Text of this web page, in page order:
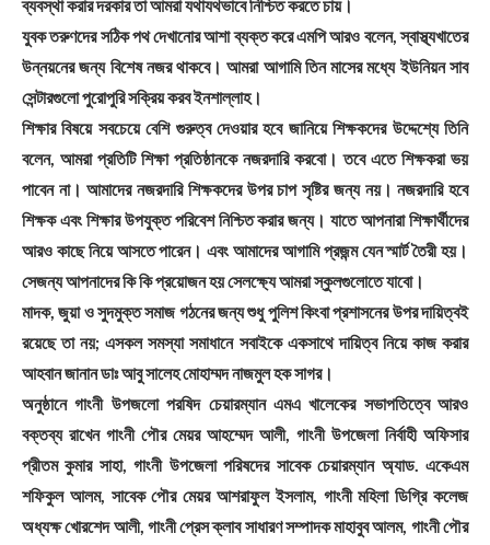
ব্যবস্থা করার দরকার তা আমরা যথাযথভাবে নিশ্চিত করতে চায়।
যুবক তরুণদের সঠিক পথ দেখানোর আশা ব্যক্ত করে এমপি আরও বলেন, স্বাস্থ্যখাতের
উন্নয়নের জন্য বিশেষ নজর থাকবে। আমরা আগামি তিন মাসের মধ্যে ইউনিয়ন সাব
সেন্টারগুলো পুরোপুরি সক্রিয় করব ইনশাল্লাহ।
শিক্ষার বিষয়ে সবচেয়ে বেশি গুরুত্ব দেওয়ার হবে জানিয়ে শিক্ষকদের উদ্দেশ্যে তিনি
বলেন, আমরা প্রতিটি শিক্ষা প্রতিষ্ঠানকে নজরদারি করবো। তবে এতে শিক্ষকরা ভয়
পাবেন না। আমাদের নজরদারি শিক্ষকদের উপর চাপ সৃষ্টির জন্য নয়। নজরদারি হবে
শিক্ষক এবং শিক্ষার উপযুক্ত পরিবেশ নিশ্চিত করার জন্য। যাতে আপনারা শিক্ষার্থীদের
আরও কাছে নিয়ে আসতে পারেন। এবং আমাদের আগামি প্রজন্ম যেন স্মার্ট তৈরী হয়।
সেজন্য আপনাদের কি কি প্রয়োজন হয় সেলক্ষ্যে আমরা স্কুলগুলোতে যাবো।
মাদক, জুয়া ও সুদমুক্ত সমাজ গঠনের জন্য শুধু পুলিশ কিংবা প্রশাসনের উপর দায়িত্বই
রয়েছে তা নয়; এসকল সমস্যা সমাধানে সবাইকে একসাথে দায়িত্ব নিয়ে কাজ করার
আহবান জানান ডাঃ আবু সালেহ মোহাম্মদ নাজমুল হক সাগর।
অনুষ্ঠানে গাংনী উপজলো পরষিদ চেয়ারম্যান এমএ খালেকের সভাপতিত্বে আরও
বক্তব্য রাখেন গাংনী পৌর মেয়র আহম্মেদ আলী, গাংনী উপজেলা নির্বাহী অফিসার
প্রীতম কুমার সাহা, গাংনী উপজেলা পরিষদের সাবেক চেয়ারম্যান অ্যাড. একেএম
শফিকুল আলম, সাবেক পৌর মেয়র আশরাফুল ইসলাম, গাংনী মহিলা ডিগ্রি কলেজ
অধ্যক্ষ খোরশেদ আলী, গাংনী প্রেস ক্লাব সাধারণ সম্পাদক মাহাবুব আলম, গাংনী পৌর